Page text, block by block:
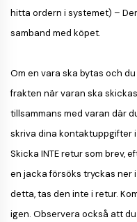
hitta ordern i systemet) –
samband med köpet.
Om en vara ska bytas och
frakten när varan ska
tillsammans med varan där
skriva dina kontaktuppgifter
Skicka INTE retur som brev,
en jacka försöks tryckas ner
detta, tas den inte i retur.
igen. Observera också att